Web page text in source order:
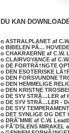
DU KAN
o ASTRALPLANET af
o BIBELEN PÃ…
o CHAKRAERNE af C.W.
o CLAIRVOYANCE af
o DE FORTRÃ†NGTE
o DEN ESOTERISKE
o DEN FORSVUNDNE
o DEN HEMMELIGE
o DEN KRISTNE
o DE SYV STRÃ…LER af
o DE SYV STRÃ…LER -
o DE SYV
o DET SYNLIGE OG DET
o DRÃ˜MME af C.W.
o FÃ˜DSLENS MIRAKEL